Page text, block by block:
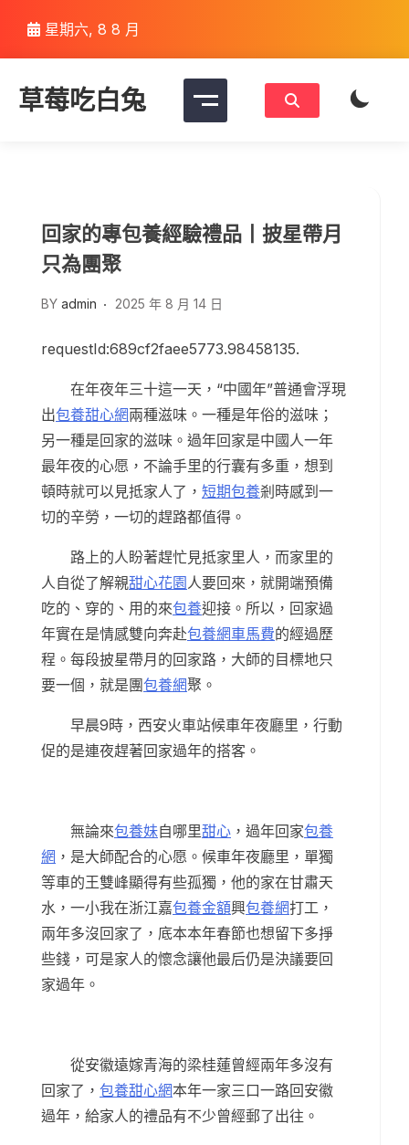
content
星期六, 8 8 月
草莓吃白兔
回家的專包養經驗禮品丨披星帶月
只為團聚
BY admin 2025 年 8 月 14 日
requestId:689cf2faee5773.98458135.
在年夜年三十這一天，“中國年”普通會浮現
出包養甜心網兩種滋味。一種是年俗的滋味；
另一種是回家的滋味。過年回家是中國人一年
最年夜的心愿，不論手里的行囊有多重，想到
頓時就可以見抵家人了， 短期包養剎時感到一
切的辛勞，一切的趕路都值得。
路上的人盼著趕忙見抵家里人，而家里的
人自從了解親甜心花園人要回來，就開端預備
吃的、穿的、用的來包養迎接。所以，回家過
年實在是情感雙向奔赴包養網車馬費的經過歷
程。每段披星帶月的回家路，大師的目標地只
要一個，就是團包養網聚。
早晨9時，西安火車站候車年夜廳里，行動
促的是連夜趕著回家過年的搭客。
無論來包養妹自哪里甜心 ，過年回家包養
網 ，是大師配合的心愿。候車年夜廳里，單獨
等車的王雙峰顯得有些孤獨，他的家在甘肅天
水，一小我在浙江嘉包養金額興包養網打工，
兩年多沒回家了，底本本年春節也想留下多掙
些錢，可是家人的懷念讓他最后仍是決議要回
家過年。
從安徽遠嫁青海的梁桂蓮曾經兩年多沒有
回家了， 包養甜心網本年一家三口一路回安徽
過年，給家人的禮品有不少曾經郵了出往。